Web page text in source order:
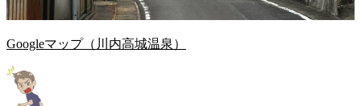
Googleマップ（川内高城温泉）